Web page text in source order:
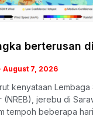
berterusan
August 7, 2026
kenyataan Lembaga
(NREB), jerebu di
tempoh beberapa